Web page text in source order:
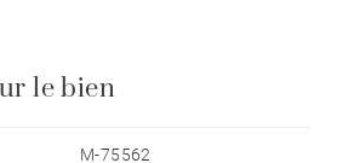
mezzanine /chambre et
au 1er étage, est composé
et une mezzanine.
le bien
M-75562